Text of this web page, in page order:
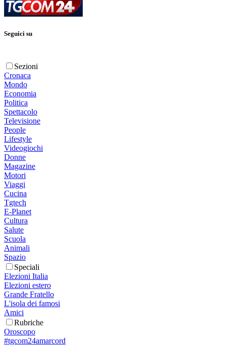
Seguici su
Sezioni
Cronaca
Mondo
Economia
Politica
Spettacolo
Televisione
People
Lifestyle
Videogiochi
Donne
Magazine
Motori
Viaggi
Cucina
Tgtech
E-Planet
Cultura
Salute
Scuola
Animali
Spazio
Speciali
Elezioni Italia
Elezioni estero
Grande Fratello
L'isola dei famosi
Amici
Rubriche
Oroscopo
#tgcom24amarcord